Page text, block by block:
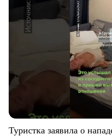
Туристка заявила о